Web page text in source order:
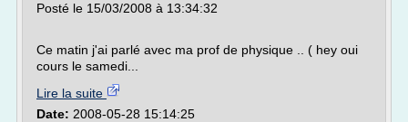
Posté le 15/03/2008 à 13:34:32
Ce matin j'ai parlé avec ma prof de physique .. ( hey oui
cours le samedi...
Lire la suite
Date: 2008-05-28 15:14:25